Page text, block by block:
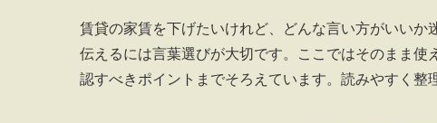
賃貸の家賃を下げたいけれど、どんな言い方がいい
伝えるには言葉選びが大切です。ここではそのまま
認すべきポイントまでそろえています。読みやすく整